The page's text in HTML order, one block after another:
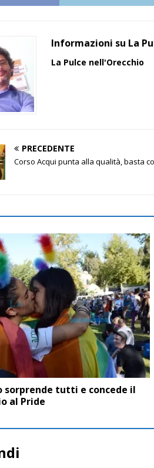
Informazioni su La
La Pulce nell'Orecchio
PRECEDENTE
Corso Acqui punta alla qualità, basta
sorprende tutti e concede il
al Pride